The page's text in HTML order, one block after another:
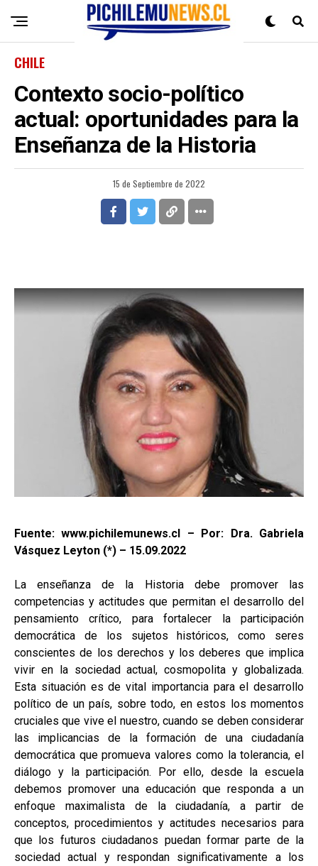
CHILE
Contexto socio-político
actual: oportunidades para la
Enseñanza de la Historia
15 de Septiembre de 2022
Fuente: www.pichilemunews.cl – Por: Dra. Gabriela
Vásquez Leyton (*) – 15.09.2022
La enseñanza de la Historia debe promover las
competencias y actitudes que permitan el desarrollo del
pensamiento crítico, para fortalecer la participación
democrática de los sujetos históricos, como seres
conscientes de los derechos y los deberes que implica
vivir en la sociedad actual, cosmopolita y globalizada.
Esta situación es de vital importancia para el desarrollo
político de un país, sobre todo, en estos los momentos
cruciales que vive el nuestro, cuando se deben considerar
las implicancias de la formación de una ciudadanía
democrática que promueva valores como la tolerancia, el
diálogo y la participación. Por ello, desde la escuela
debemos promover una educación que responda a un
enfoque maximalista de la ciudadanía, a partir de
conceptos, procedimientos y actitudes necesarios para
que los futuros ciudadanos puedan formar parte de la
sociedad actual y respondan significativamente a los